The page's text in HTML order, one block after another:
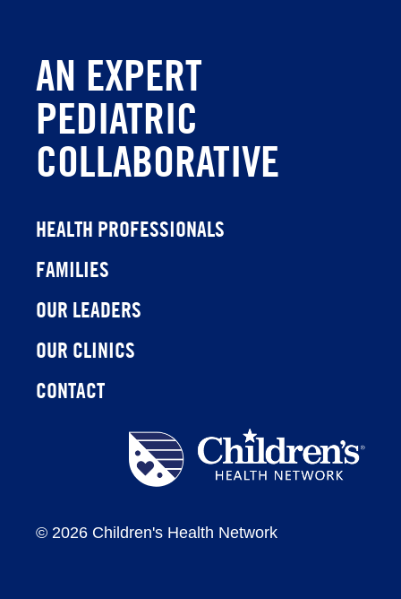
AN EXPERT
PEDIATRIC
COLLABORATIVE
HEALTH PROFESSIONALS
FAMILIES
OUR LEADERS
OUR CLINICS
CONTACT
© 2026 Children's Health Network